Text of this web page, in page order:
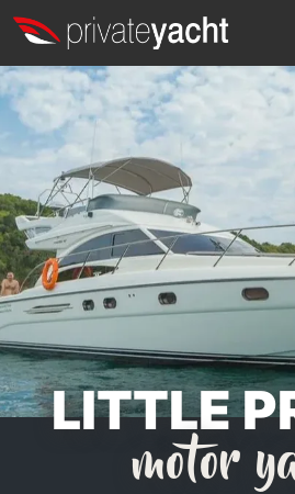
LITTLE
motor